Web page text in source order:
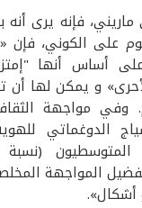
ماريني، فإنه يرى
على الكوني، فإن
أساس أنها
و يمكن لها
وفي مواجهة
الدوغماتي
(نسبة
المواجهة
أشكال».